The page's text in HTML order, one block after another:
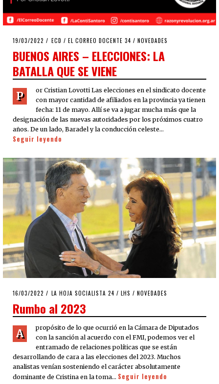
POSTED
19/03/2022 19/03/2022
ECD / EL CORREO DOCENTE 34 / NOVEDADES
BUENOS AIRES – ELECCIONES: LA
BATALLA QUE SE VIENE
P
or Cristian Lovotti Las elecciones en el sindicato docente
con mayor cantidad de afiliados en la provincia ya tienen
fecha: 11 de mayo. Allí se va a jugar mucha más que la
designación de las nuevas autoridades por los próximos cuatro
años. De un lado, Baradel y la conducción celeste…
Seguir leyendo
POSTED
16/03/2022 16/03/2022
LA HOJA SOCIALISTA 24 / LHS / NOVEDADES
Rumbo al 2023
A
propósito de lo que ocurrió en la Cámara de Diputados
con la sanción al acuerdo con el FMI, podemos ver el
entramado de relaciones políticas que se están
desarrollando de cara a las elecciones del 2023. Muchos
analistas venían sosteniendo el carácter absolutamente
dominante de Cristina en la toma… Seguir leyendo